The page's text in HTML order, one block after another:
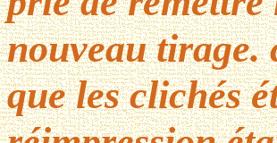
nouveau tirage.
que les clichés